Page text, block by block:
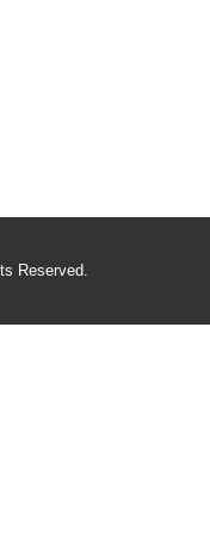
Reserved.